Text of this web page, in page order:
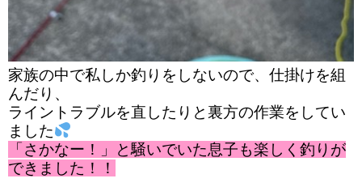
家族の中で私しか釣りをしないので、仕掛けを組
んだり、
ライントラブルを直したりと 裏方の作業をしてい
ました
「さかなー！」と騒いでいた息子も楽しく釣りが
できました！！